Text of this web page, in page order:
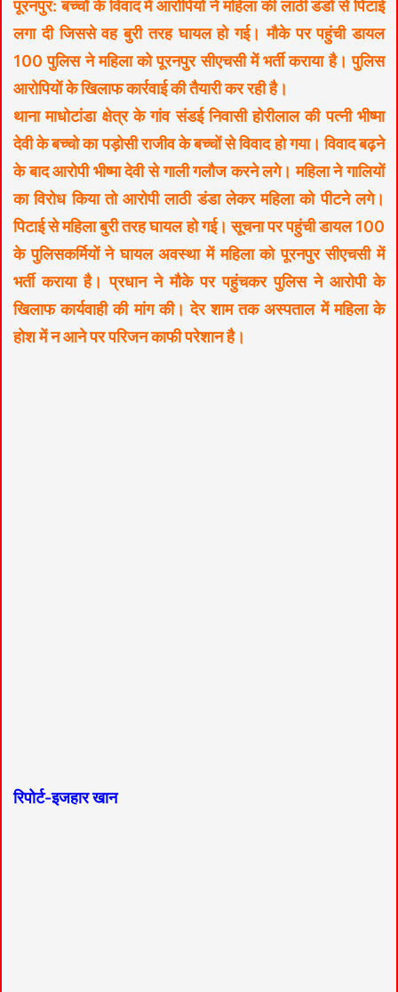
पूरनपुर: बच्चों के विवाद में आरोपियों ने महिला की लाठी डंडों से पिटाई
लगा दी जिससे वह बुरी तरह घायल हो गई। मौके पर पहुंची डायल
100 पुलिस ने महिला को पूरनपुर सीएचसी में भर्ती कराया है। पुलिस
आरोपियों के खिलाफ कार्रवाई की तैयारी कर रही है।
थाना माधोटांडा क्षेत्र के गांव संडई निवासी होरीलाल की पत्नी भीष्मा
देवी के बच्चो का पड़ोसी राजीव के बच्चों से विवाद हो गया। विवाद बढ़ने
के बाद आरोपी भीष्मा देवी से गाली गलौज करने लगे। महिला ने गालियों
का विरोध किया तो आरोपी लाठी डंडा लेकर महिला को पीटने लगे।
पिटाई से महिला बुरी तरह घायल हो गई। सूचना पर पहुंची डायल 100
के पुलिसकर्मियों ने घायल अवस्था में महिला को पूरनपुर सीएचसी में
भर्ती कराया है। प्रधान ने मौके पर पहुंचकर पुलिस ने आरोपी के
खिलाफ कार्यवाही की मांग की। देर शाम तक अस्पताल में महिला के
होश में न आने पर परिजन काफी परेशान है।
रिपोर्ट-इजहार खान